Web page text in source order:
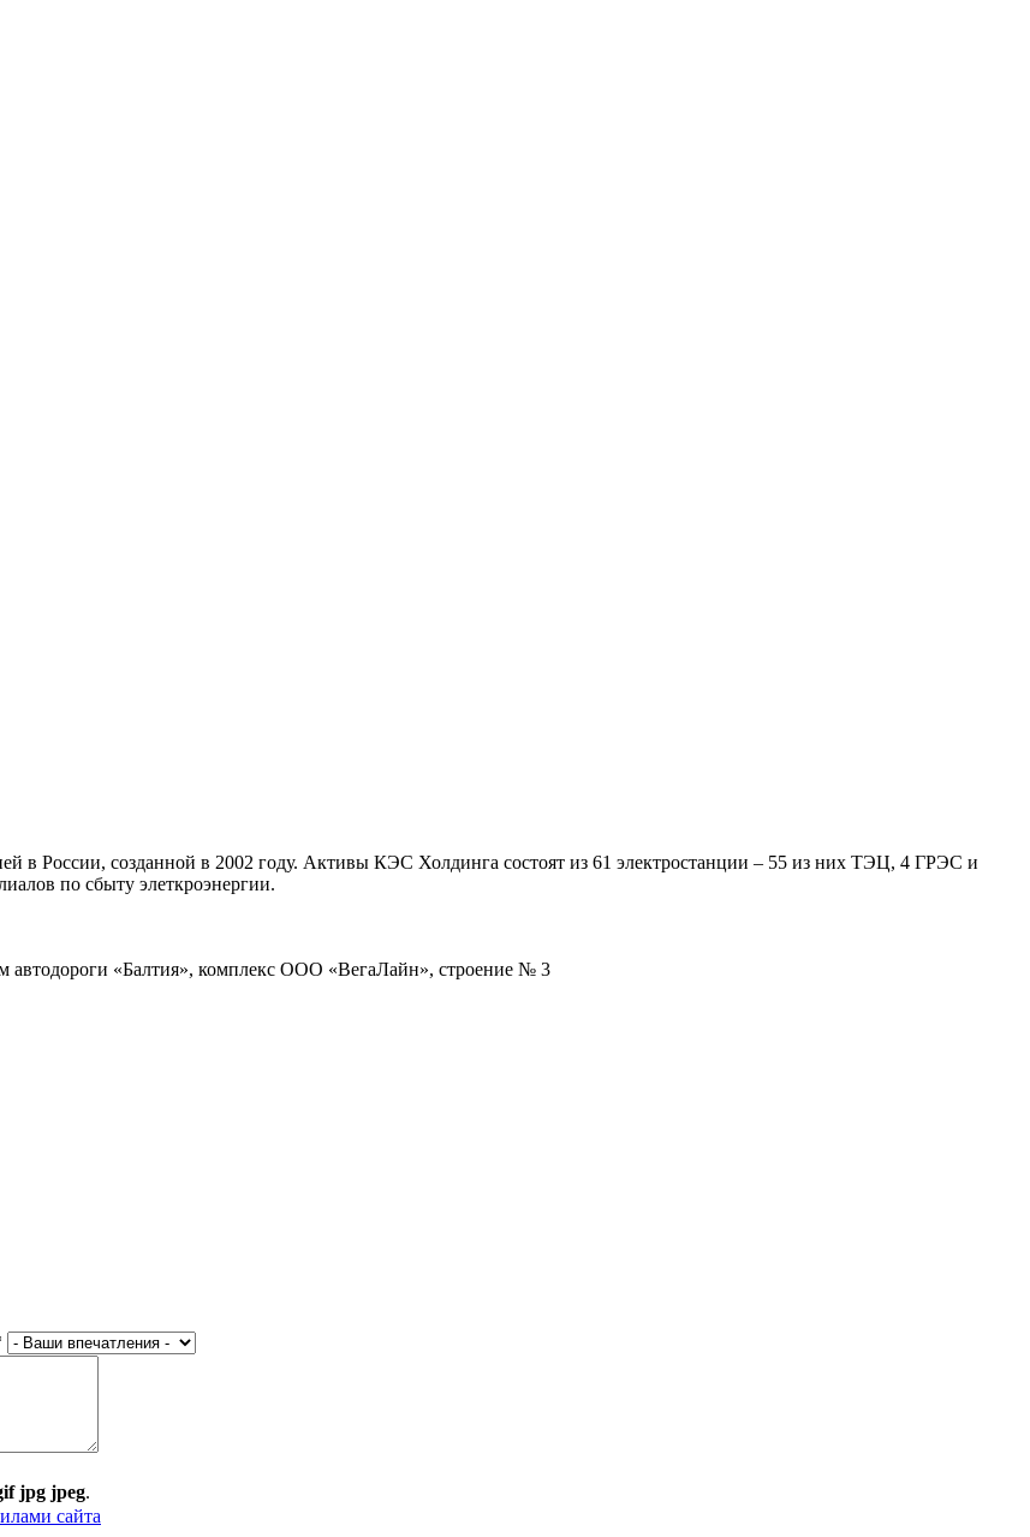
в России, созданной в 2002 году. Активы КЭС Холдинга состоят из 61 электростанции – 55 из них ТЭЦ, 4 ГРЭС и
по сбыту элеткроэнергии.
автодороги «Балтия», комплекс ООО «ВегаЛайн», строение № 3
jpg jpeg.
сайта